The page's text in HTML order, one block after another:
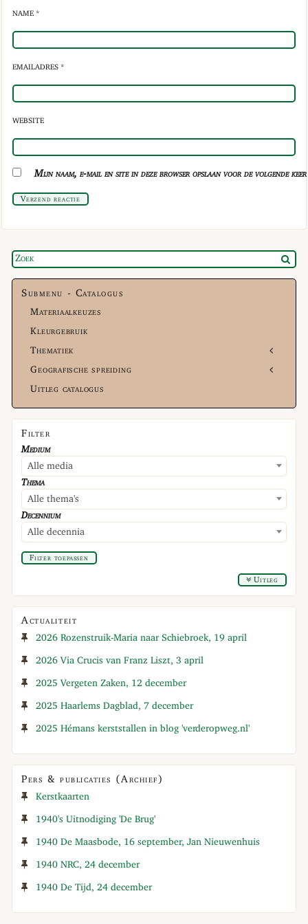
NAME *
EMAILADRES *
WEBSITE
Mijn naam, e-mail en site in deze browser opslaan voor de volgende
Verzend reactie
Submenu - Catalogus
Materiaalkeuzes
Kleurgebruik
Thematiek
Geografische spreiding
Uitleg catalogus
Filter
Medium
Alle media
Thema
Alle thema's
Decennium
Alle decennia
Filter toepassen
Uitleg
Actualiteit
2026 Rozenstruik-Maria naar Schiebroek, 19 april
2026 Via Crucis van Franz Liszt, 3 april
2025 Vergeten Zaken, 12 december
2025 Haarlems Dagblad, 7 december
2025 Hémans kerststallen in blog 'verderopweg.nl'
Pers & publicaties (Archief)
Kerstkaarten
1940's Uitnodiging 'De Brug'
1940 De Maasbode, 16 september, Jan Nieuwenhuis
1940 NRC, 24 december
1940 De Tijd, 24 december